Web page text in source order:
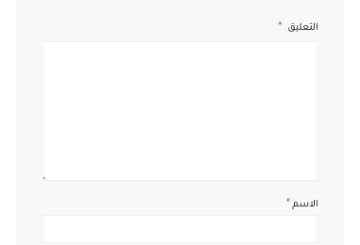
التعليق
الاسم *